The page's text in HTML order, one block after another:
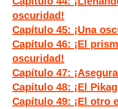
oscuridad!
Capítulo 45: ¡Una
Capítulo 46: ¡El
oscuridad!
Capítulo 47:
Capítulo 48: ¡El
Capítulo 49: ¡El otro